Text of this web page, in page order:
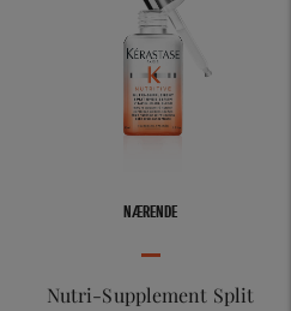
NÆRENDE
Nutri-Supplement Split